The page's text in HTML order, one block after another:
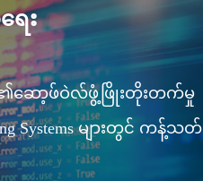
ေး
ော့ဖ်ဝဲလ်ဖွံ့ဖြိုးတိုးတက်မှု
Systems များတွင် ကန့်သတ်